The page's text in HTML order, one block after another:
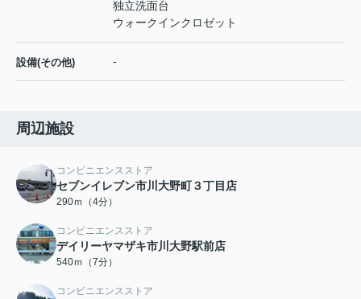
独立洗面台
ウォークインクロゼット
設備(その他) -
周辺施設
コンビニエンスストア
セブンイレブン市川大野町３丁目店
290ｍ（4分）
コンビニエンスストア
デイリーヤマザキ市川大野駅前店
540ｍ（7分）
コンビニエンスストア